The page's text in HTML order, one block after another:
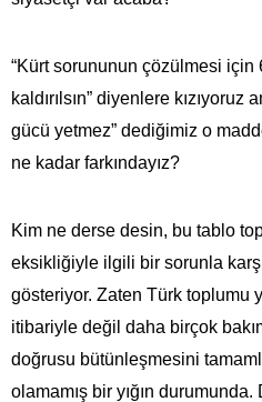
“Kürt sorununun çözülmesi için
kaldırılsın” diyenlere kızıyoruz
gücü yetmez” dediğimiz o
ne kadar farkındayız?
Kim ne derse desin, bu tablo
eksikliğiyle ilgili bir sorunla
gösteriyor. Zaten Türk toplumu
itibariyle değil daha birçok
doğrusu bütünleşmesini
olamamış bir yığın durumunda.